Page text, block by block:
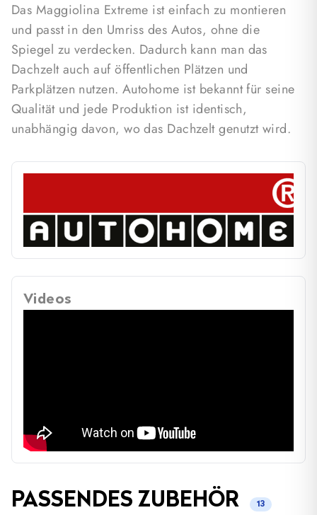
Das Maggiolina Extreme ist einfach zu montieren
und passt in den Umriss des Autos, ohne die
Spiegel zu verdecken. Dadurch kann man das
Dachzelt auch auf öffentlichen Plätzen und
Parkplätzen nutzen. Autohome ist bekannt für seine
Qualität und jede Produktion ist identisch,
unabhängig davon, wo das Dachzelt genutzt wird.
Videos
PASSENDES ZUBEHÖR 13